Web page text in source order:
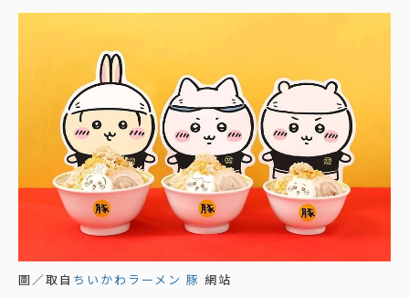
圖／取自 ちいかわラーメン 豚 網站